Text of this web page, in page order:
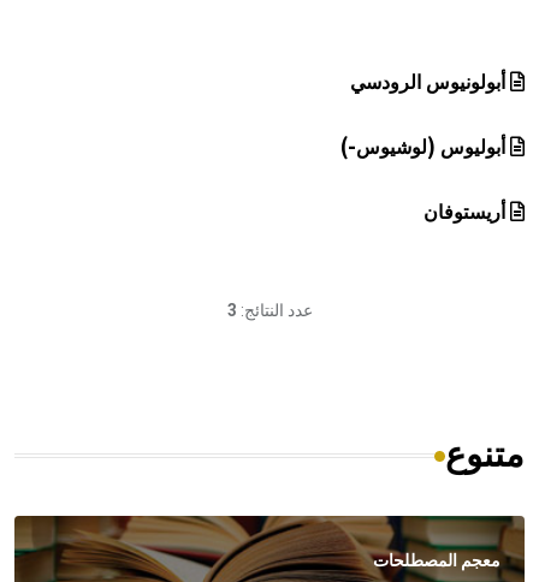
أبولونيوس الرودسي
أبوليوس (لوشيوس-)
أريستوفان
عدد النتائج: 3
متنوع
معجم المصطلحات